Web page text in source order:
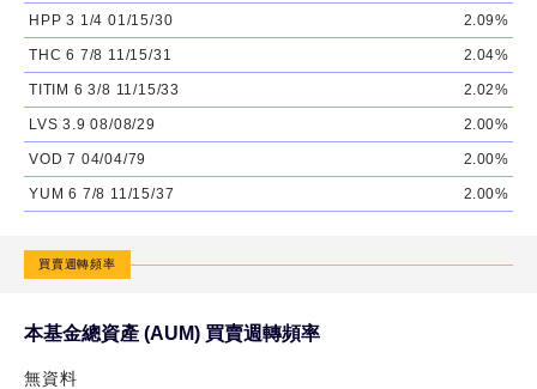
配
類
澳
幣
計
價
村
特
HPP 3 1/4 01/15/30 2.09%
THC 6 7/8 11/15/31 2.04%
TITIM 6 3/8 11/15/33 2.02%
LVS 3.9 08/08/29 2.00%
VOD 7 04/04/79 2.00%
YUM 6 7/8 11/15/37 2.00%
買賣週轉頻率
本基金總資產 (AUM) 買賣週轉頻率
無資料